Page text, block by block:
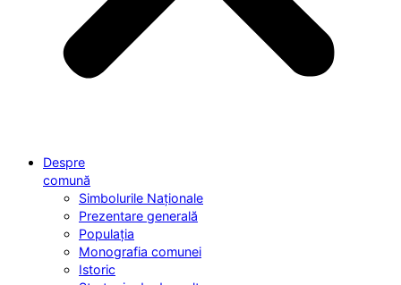
Despre
comună
Simbolurile Naționale
Prezentare generală
Populația
Monografia comunei
Istoric